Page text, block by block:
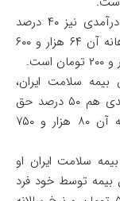
شایانفر خبرداد: برای مشمولین دهک هشتم درآمدی نیز ۴۰ درصد
حق بیمه توسط فرد پرداخت شده که نرخ ماهانه آن ۶۴ هزار و ۶۰۰
سلامت ایران،
افزود: این چنین برای مشمولین دهک ۹ درآمدی هم ۵۰ درصد حق
بیمه توسط فرد پرداخت شده که نرخ ماهانه آن ۸۰ هزار و ۷۵۰
سلامت ایران او
حق بیمه توسط خود فرد